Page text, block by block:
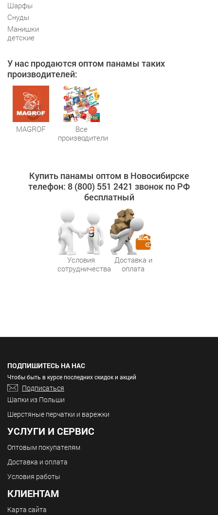
Шарфы
Снуды
Манишки
детские
У нас продаются оптом панамы таких
производителей:
MAGROF
Все
производители
Купить панамы оптом в Новосибирске
телефон: 8 (800) 551 2421 звонок по РФ
бесплатный
Условия
сотрудничества
Доставка и
оплата
ПОДПИШИТЕСЬ НА НАС
Чтобы быть в курсе последних скидок и акций
Подписаться
Шапки из Польши
Шерстяные перчатки и варежки
УСЛУГИ И СЕРВИС
Оптовым покупателям
Доставка и оплата
Условия работы
КЛИЕНТАМ
Карта сайта